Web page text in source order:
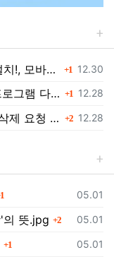
등록일
12.30
최강속도 1댓글
등록일
12.28
운로드<< 1댓글
등록일
12.28
청 공지 2댓글
등록일
05.01
1
등록일
05.01
의 뜻.jpg 2댓글
등록일
05.01
1